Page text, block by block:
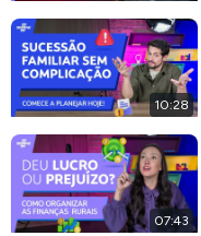
10:28
07:43